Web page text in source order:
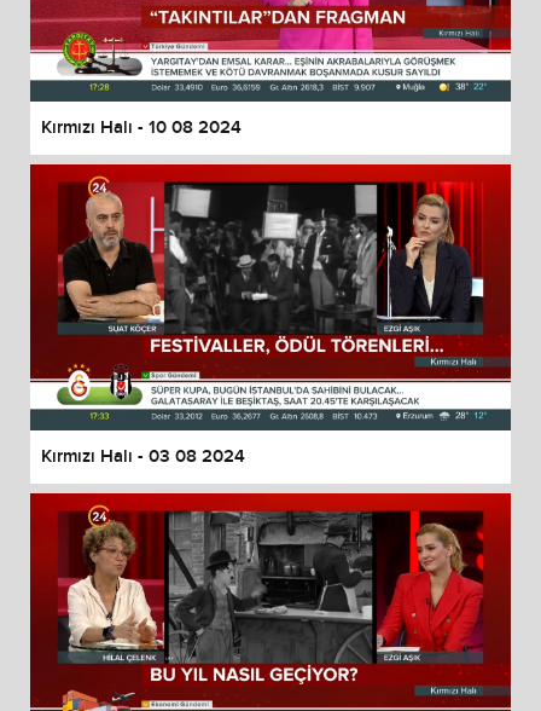
Kırmızı Halı - 10 08 2024
Kırmızı Halı - 03 08 2024